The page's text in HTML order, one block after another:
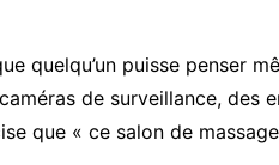
quelqu’un puisse penser
de surveillance, des
que « ce salon de